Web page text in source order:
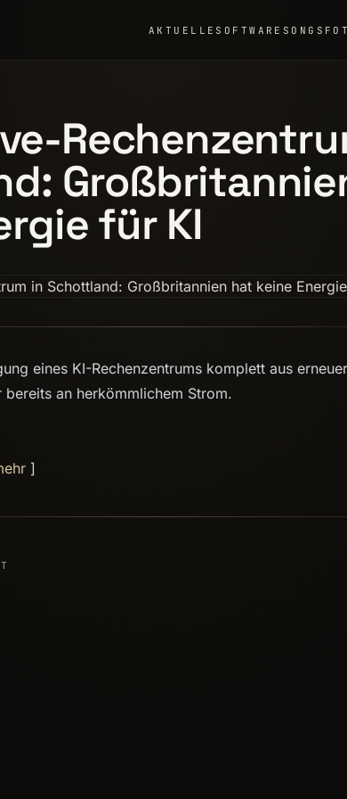
AKTUELLE SOFTWARE SONGS
für KI
eines KI-Rechenzentrums komplett aus
an herkömmlichem Strom.
]